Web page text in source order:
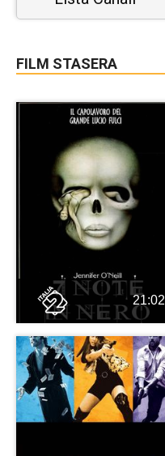
FILM STASERA
21:02